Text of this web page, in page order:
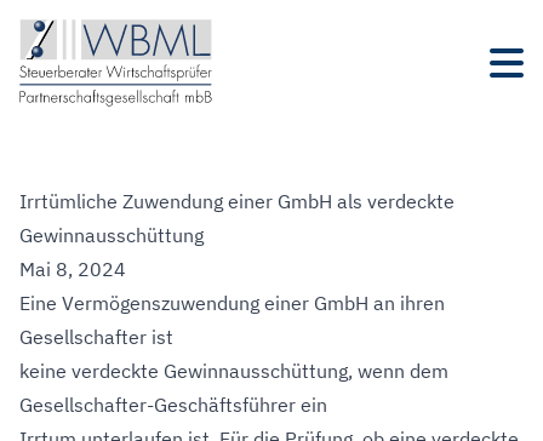
Irrtümliche Zuwendung einer GmbH als verdeckte
Gewinnausschüttung
Mai 8, 2024
Eine Vermögenszuwendung einer GmbH an ihren
Gesellschafter ist
keine verdeckte Gewinnausschüttung, wenn dem
Gesellschafter-Geschäftsführer ein